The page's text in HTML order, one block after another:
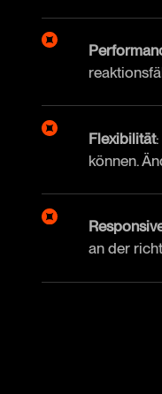
Flexibilität
können.
an der